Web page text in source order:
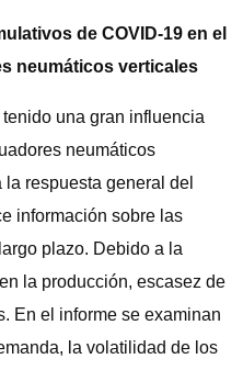
de COVID-19 en el
neumáticos verticales
una gran influencia
neumáticos
respuesta general del
información sobre las
plazo. Debido a la
la producción, escasez de
En el informe se examinan
la volatilidad de los